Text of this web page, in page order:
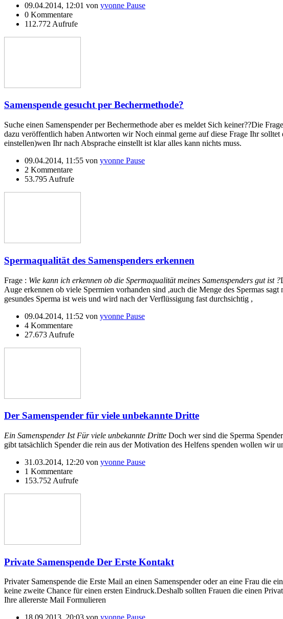
09.04.2014, 12:01 von yvonne Pause
0 Kommentare
112.772 Aufrufe
Samenspende gesucht per Bechermethode?
Suche einen Samenspender per Bechermethode aber es meldet Sich keiner??Die
dazu veröffentlich haben Antworten wir Noch einmal gerne auf diese Frage Ihr solltet
einstellen)wen Ihr nach Absprache einstellt ist klar alles kann nichts muss.
09.04.2014, 11:55 von yvonne Pause
2 Kommentare
53.795 Aufrufe
Spermaqualität des Samenspenders erkennen
Frage : Wie kann ich erkennen ob die Spermaqualität meines Samenspenders gut ist ?
Auge erkennen ob viele Spermien vorhanden sind ,auch die Menge des Spermas
gesundes Sperma ist weis und wird nach der Verflüssigung fast durchsichtig ,
09.04.2014, 11:52 von yvonne Pause
4 Kommentare
27.673 Aufrufe
Der Samenspender für viele unbekannte Dritte
Ein Samenspender Ist Für viele unbekannte Dritte Doch wer sind die Sperma
gibt tatsächlich Spender die rein aus der Motivation des Helfens spenden wollen wir
31.03.2014, 12:20 von yvonne Pause
1 Kommentare
153.752 Aufrufe
Private Samenspende Der Erste Kontakt
Privater Samenspende die Erste Mail an einen Samenspender oder an eine Frau die
keine zweite Chance für einen ersten Eindruck.Deshalb sollten Frauen die einen
Ihre allererste Mail Formulieren